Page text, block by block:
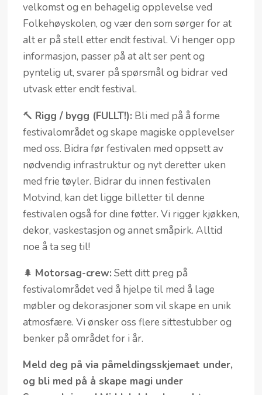
velkomst og en behagelig opplevelse ved
Folkehøyskolen, og vær den som sørger for at
alt er på stell etter endt festival. Vi henger opp
informasjon, passer på at alt ser pent og
pyntelig ut, svarer på spørsmål og bidrar ved
utvask etter endt festival.
🔨 Rigg / bygg (FULLT!): Bli med på å forme
festivalområdet og skape magiske opplevelser
med oss. Bidra før festivalen med oppsett av
nødvendig infrastruktur og nyt deretter uken
med frie tøyler. Bidrar du innen festivalen
Motvind, kan det ligge billetter til denne
festivalen også for dine føtter. Vi rigger kjøkken,
dekor, vaskestasjon og annet småpirk. Alltid
noe å ta seg til!
🌲 Motorsag-crew: Sett ditt preg på
festivalområdet ved å hjelpe til med å lage
møbler og dekorasjoner som vil skape en unik
atmosfære. Vi ønsker oss flere sittestubber og
benker på området for i år.
Meld deg på via påmeldingsskjemaet under,
og bli med på å skape magi under